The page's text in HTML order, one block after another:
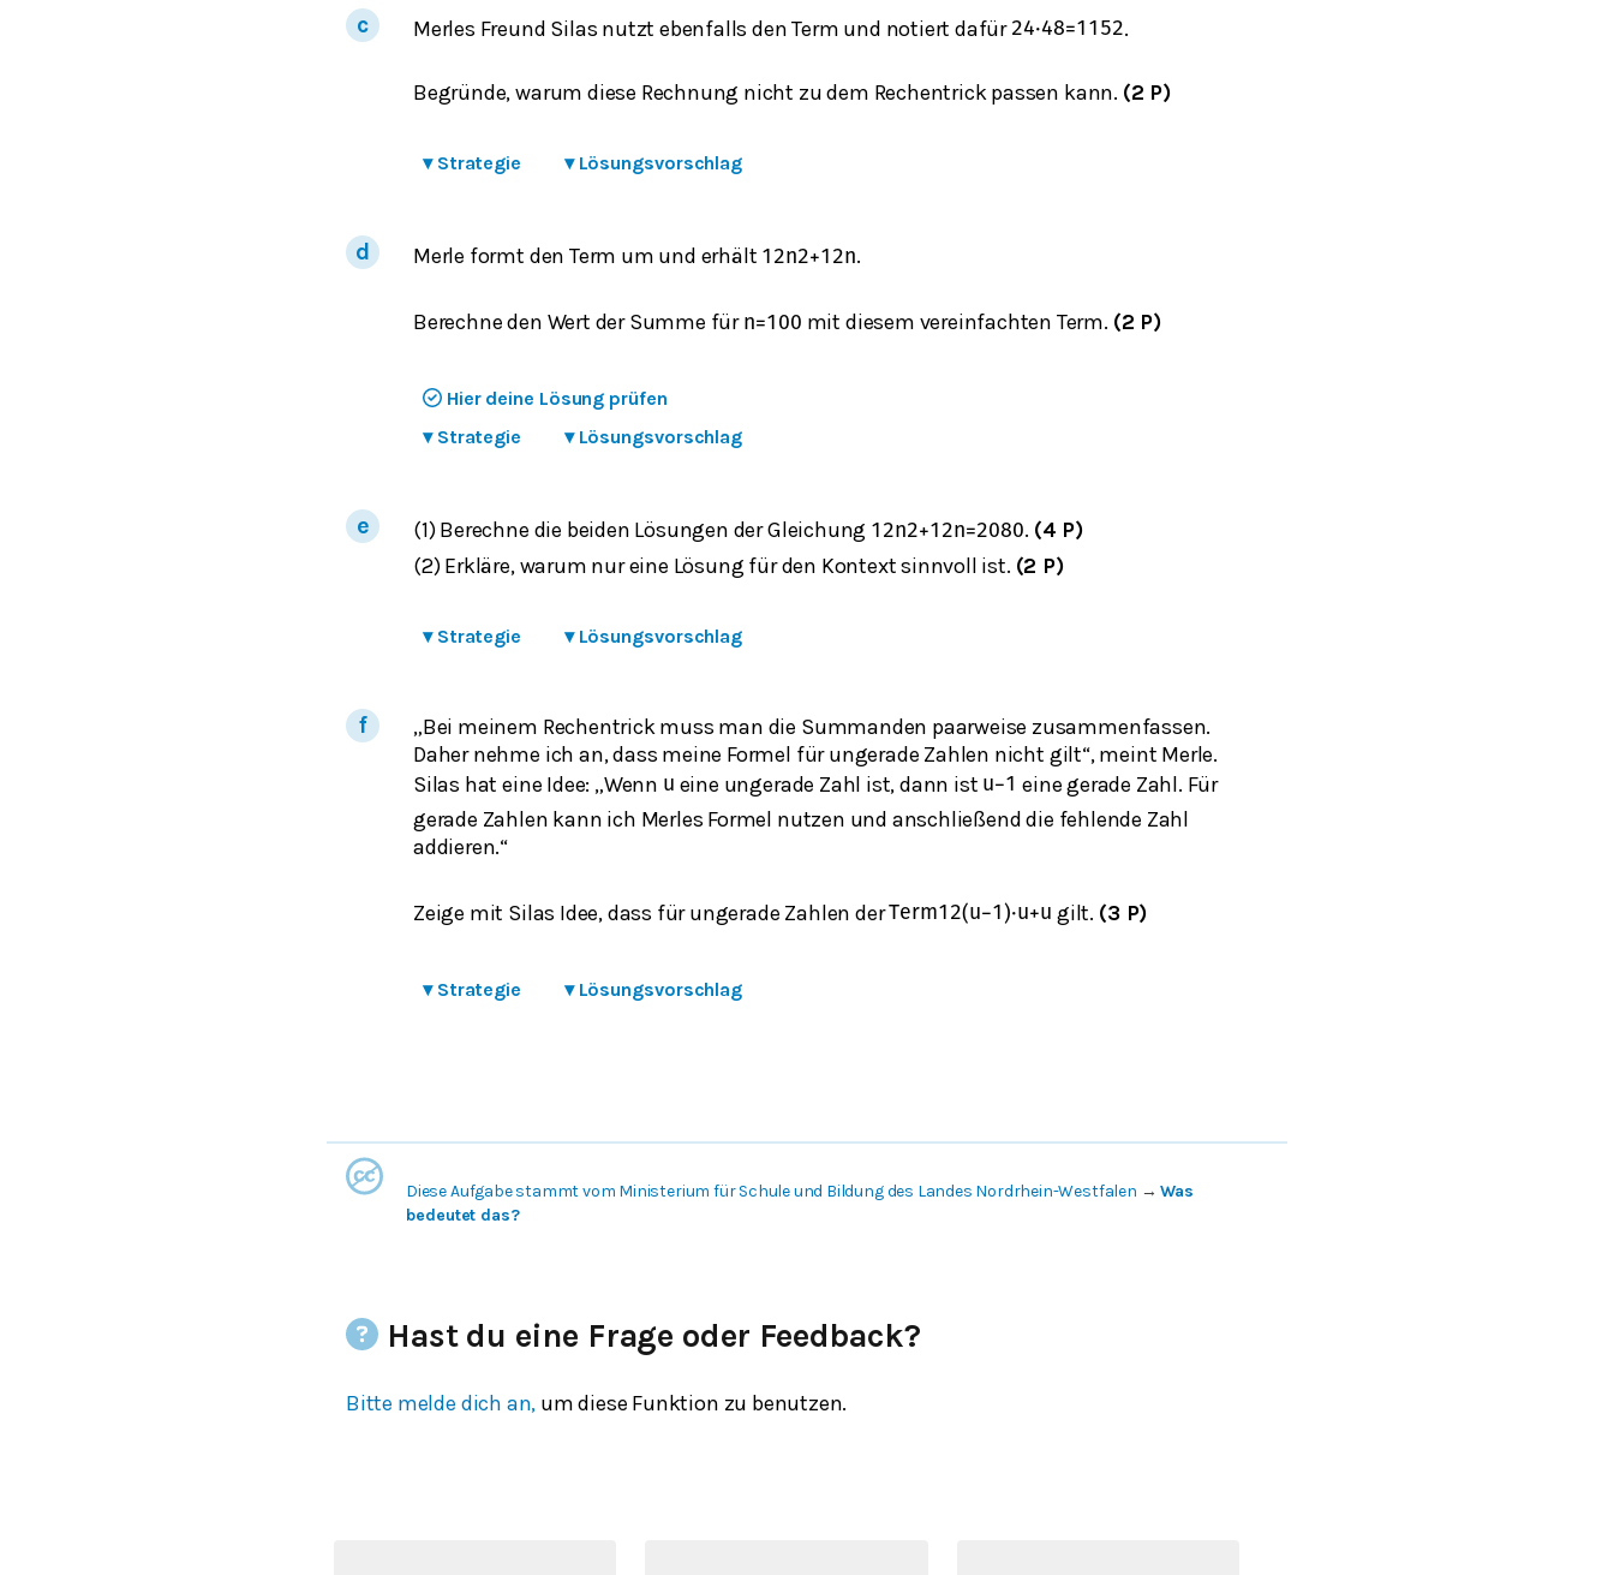
Merles Freund Silas nutzt ebenfalls den Term und notiert dafür 24⋅48=1152.
Begründe, warum diese Rechnung nicht zu dem Rechentrick passen kann. (2 P)
▾ Strategie ▾ Lösungsvorschlag
Merle formt den Term um und erhält 1 2n2+1 2n.
Berechne den Wert der Summe für n=100 mit diesem vereinfachten Term. (2 P)
Hier deine Lösung prüfen
▾ Strategie ▾ Lösungsvorschlag
(1) Berechne die beiden Lösungen der Gleichung 1 2n2+1 2n=2080. (4 P)
(2) Erkläre, warum nur eine Lösung für den Kontext sinnvoll ist. (2 P)
▾ Strategie ▾ Lösungsvorschlag
„Bei meinem Rechentrick muss man die Summanden paarweise zusammenfassen.
Daher nehme ich an, dass meine Formel für ungerade Zahlen nicht gilt“, meint Merle.
Silas hat eine Idee: „Wenn u eine ungerade Zahl ist, dann ist u−1 eine gerade Zahl. Für
gerade Zahlen kann ich Merles Formel nutzen und anschließend die fehlende Zahl
addieren.“
Zeige mit Silas Idee, dass für ungerade Zahlen derTerm1 2(u−1 )⋅u+u gilt. (3 P)
▾ Strategie ▾ Lösungsvorschlag
Diese Aufgabe stammt vom Ministerium für Schule und Bildung des Landes Nordrhein-Westfalen →Was
bedeutet das?
Hast du eine Frage oder Feedback?
Bitte melde dich an, um diese Funktion zu benutzen.